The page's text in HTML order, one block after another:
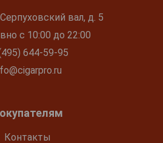
вал, д. 5
с 10:00 до 22:00
644-59-95
Контакты